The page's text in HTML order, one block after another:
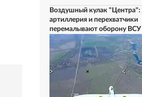
Воздушный кулак
артиллерия и перехватчики
перемалывают оборону ВСУ